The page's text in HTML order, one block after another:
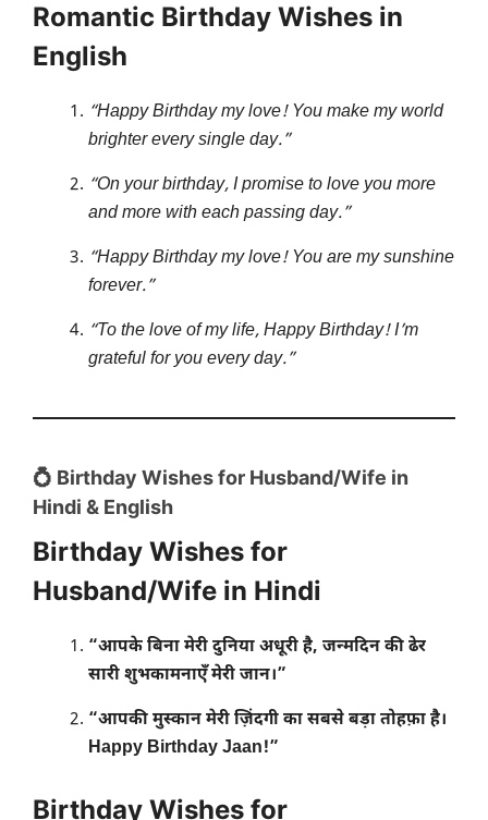
Romantic Birthday Wishes in
English
“Happy Birthday my love! You make my world
brighter every single day.”
“On your birthday, I promise to love you more
and more with each passing day.”
“Happy Birthday my love! You are my sunshine
forever.”
“To the love of my life, Happy Birthday! I’m
grateful for you every day.”
💍 Birthday Wishes for Husband/Wife in
Hindi & English
Birthday Wishes for
Husband/Wife in Hindi
“आपके बिना मेरी दुनिया अधूरी है, जन्मदिन की ढेर
सारी शुभकामनाएँ मेरी जान।”
“आपकी मुस्कान मेरी ज़िंदगी का सबसे बड़ा तोहफ़ा है।
Happy Birthday Jaan!”
Birthday Wishes for